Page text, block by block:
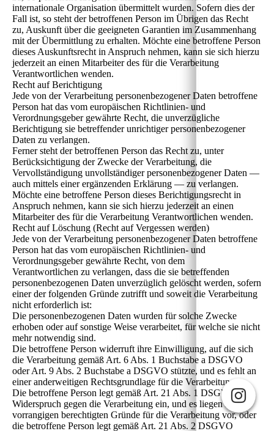
internationale Organisation übermittelt wurden. Sofern dies der
Fall ist, so steht der betroffenen Person im Übrigen das Recht
zu, Auskunft über die geeigneten Garantien im Zusammenhang
mit der Übermittlung zu erhalten. Möchte eine betroffene Person
dieses Auskunftsrecht in Anspruch nehmen, kann sie sich hierzu
jederzeit an einen Mitarbeiter des für die Verarbeitung
Verantwortlichen wenden.
Recht auf Berichtigung
Jede von der Verarbeitung personenbezogener Daten betroffene
Person hat das vom europäischen Richtlinien- und
Verordnungsgeber gewährte Recht, die unverzügliche
Berichtigung sie betreffender unrichtiger personenbezogener
Daten zu verlangen.
Ferner steht der betroffenen Person das Recht zu, unter
Berücksichtigung der Zwecke der Verarbeitung, die
Vervollständigung unvollständiger personenbezogener Daten —
auch mittels einer ergänzenden Erklärung — zu verlangen.
Möchte eine betroffene Person dieses Berichtigungsrecht in
Anspruch nehmen, kann sie sich hierzu jederzeit an einen
Mitarbeiter des für die Verarbeitung Verantwortlichen wenden.
Recht auf Löschung (Recht auf Vergessen werden)
Jede von der Verarbeitung personenbezogener Daten betroffene
Person hat das vom europäischen Richtlinien- und
Verordnungsgeber gewährte Recht, von dem
Verantwortlichen zu verlangen, dass die sie betreffenden
personenbezogenen Daten unverzüglich gelöscht werden, sofern
einer der folgenden Gründe zutrifft und soweit die Verarbeitung
nicht erforderlich ist:
Die personenbezogenen Daten wurden für solche Zwecke
erhoben oder auf sonstige Weise verarbeitet, für welche sie nicht
mehr notwendig sind.
Die betroffene Person widerruft ihre Einwilligung, auf die sich
die Verarbeitung gemäß Art. 6 Abs. 1 Buchstabe a DSGVO
oder Art. 9 Abs. 2 Buchstabe a DSGVO stützte, und es fehlt an
einer anderweitigen Rechtsgrundlage für die Verarbeitung.
Die betroffene Person legt gemäß Art. 21 Abs. 1 DSGVO
Widerspruch gegen die Verarbeitung ein, und es liegen keine
vorrangigen berechtigten Gründe für die Verarbeitung vor, oder
die betroffene Person legt gemäß Art. 21 Abs. 2 DSGVO